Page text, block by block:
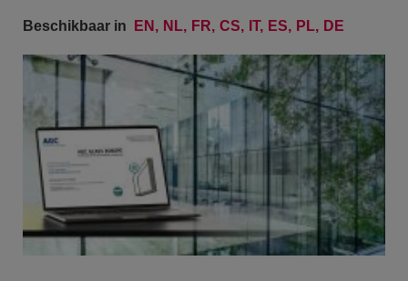
Beschikbaar in EN NL FR CS IT ES PL DE